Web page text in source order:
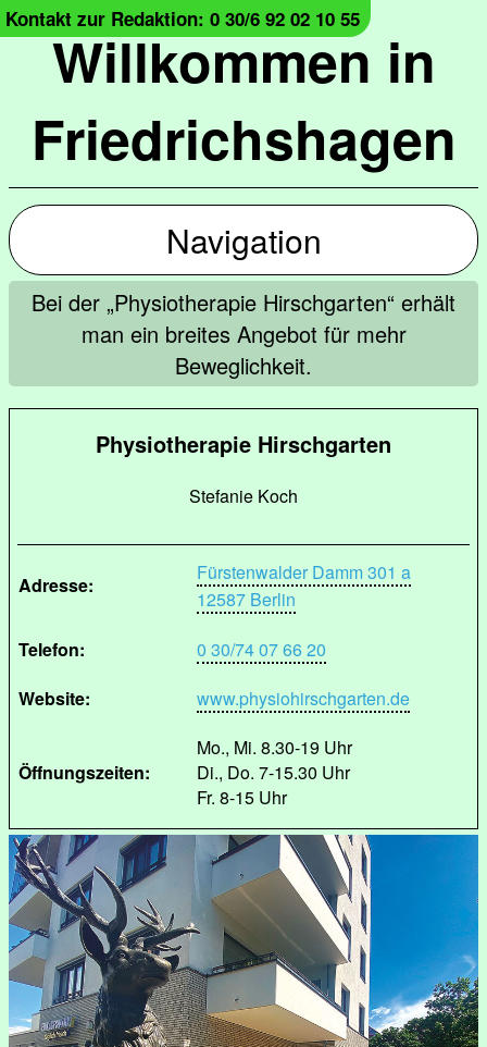
Willkommen in
Friedrichshagen
Kontakt zur Redaktion: 0 30/6 92 02 10 55
Navigation
Bei der „Physiotherapie Hirschgarten“ erhält
man ein breites Angebot für mehr
Beweglichkeit.
Physiotherapie Hirschgarten
Stefanie Koch
Adresse:
Fürstenwalder Damm 301 a
12587 Berlin
Telefon:
0 30/74 07 66 20
Website:
www.physiohirschgarten.de
Öffnungszeiten:
Mo., Mi. 8.30-19 Uhr
Di., Do. 7-15.30 Uhr
Fr. 8-15 Uhr